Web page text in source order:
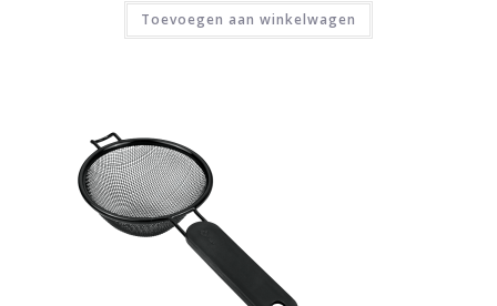
Toevoegen aan winkelwagen